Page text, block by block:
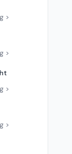
>
>
>
>